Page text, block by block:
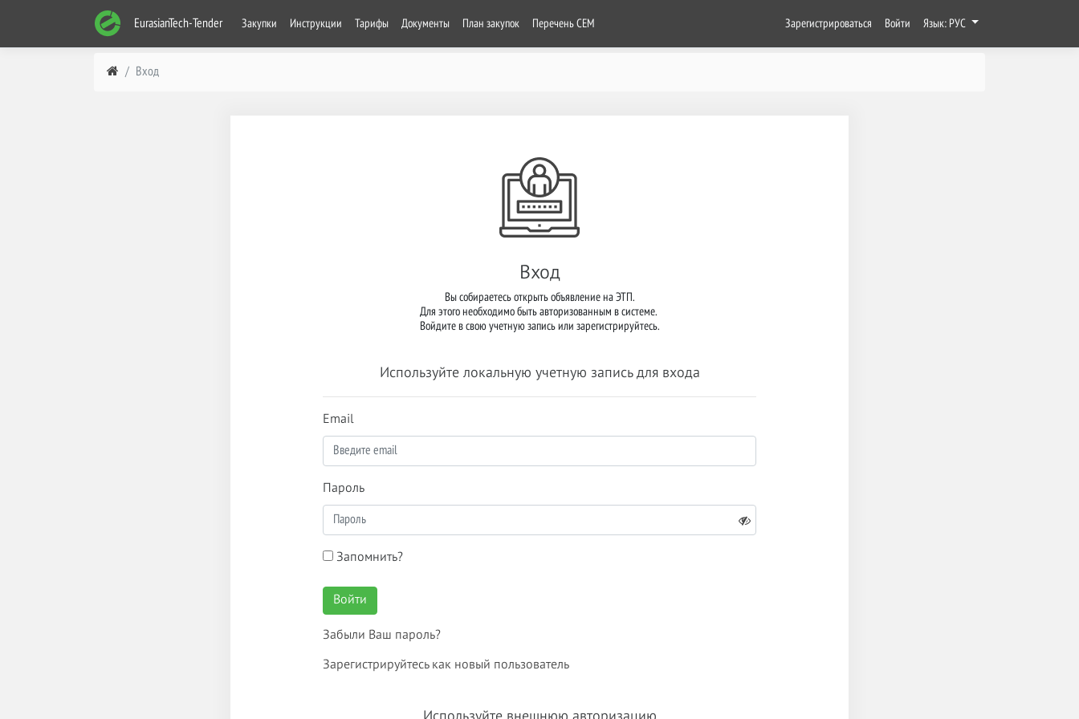
EurasianTech-Tender Зарегистрироваться Войти Язык: РУС
Закупки Инструкции Тарифы Документы План закупок Перечень СЕМ
Вход
Вход
Вы собираетесь открыть объявление на ЭТП.
Для этого необходимо быть авторизованным в системе.
Войдите в свою учетную запись или зарегистрируйтесь.
Используйте локальную учетную запись для входа
Email
Пароль
Запомнить?
Войти
Забыли Ваш пароль?
Зарегистрируйтесь как новый пользователь